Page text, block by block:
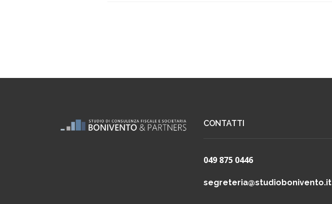
CONTATTI
049 875 0446
segreteria@studiobonivento.it